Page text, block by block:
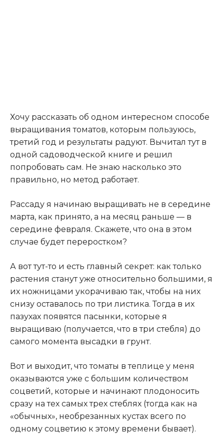
Хочу рассказать об одном интересном способе
выращивания томатов, которым пользуюсь,
третий год и результаты радуют. Вычитал тут в
одной садоводческой книге и решил
попробовать сам. Не знаю насколько это
правильно, но метод работает.
Рассаду я начинаю выращивать не в середине
марта, как принято, а на месяц раньше — в
середине февраля. Скажете, что она в этом
случае будет переростком?
А вот тут-то и есть главный секрет: как только
растения станут уже относительно большими, я
их ножницами укорачиваю так, чтобы на них
снизу оставалось по три листика. Тогда в их
пазухах появятся пасынки, которые я
выращиваю (получается, что в три стебля) до
самого момента высадки в грунт.
Вот и выходит, что томаты в теплице у меня
оказываются уже с большим количеством
соцветий, которые и начинают плодоносить
сразу на тех самых трех стеблях (тогда как на
«обычных», необрезанных кустах всего по
одному соцветию к этому времени бывает).